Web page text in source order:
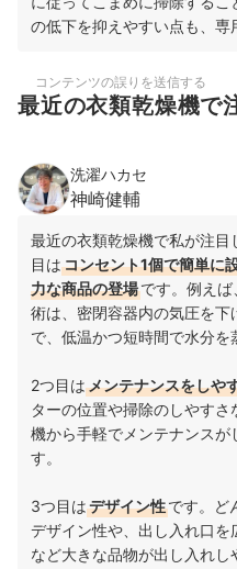
の低下を抑えやすい点も、専
コンテンツの誤りを送信する
最近の衣類乾燥機で
洗濯ハカセ
神崎健輔
最近の衣類乾燥機で私が注
目はコンセント1個で簡単に
力な商品の登場です。例え
術は、密閉容器内の気圧を下
で、低温かつ短時間で水分を
2つ目はメンテナンスをしや
ターの位置や掃除のしやす
機から手軽でメンテナンスが
す。
3つ目はデザイン性です。ど
デザイン性や、出し入れ口を
など大きな品物が出し入れし